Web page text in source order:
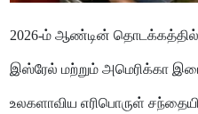
2026-ம் ஆண்டின் தொடக்கத்தில்
இஸ்ரேல் மற்றும் அமெரிக்கா
உலகளாவிய எரிபொருள்